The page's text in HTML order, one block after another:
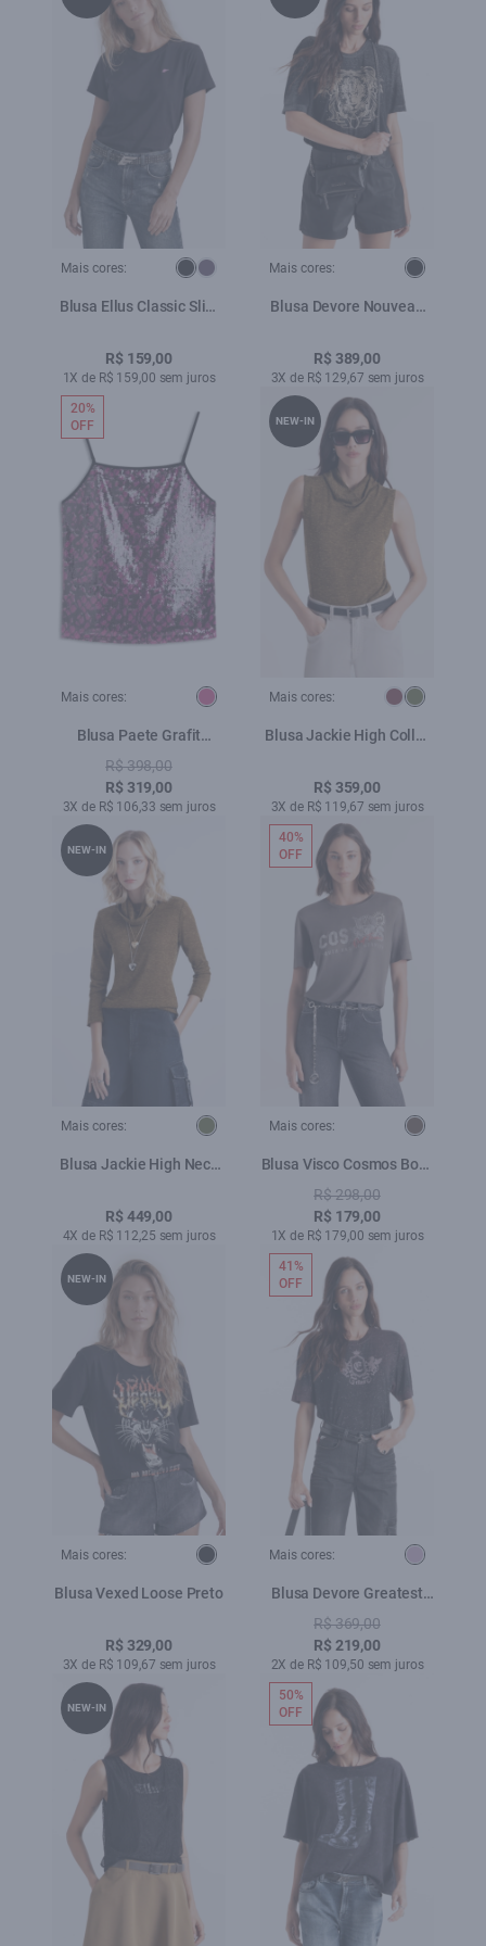
Mais cores:
Blusa Ellus Classic Slim
R$ 159,00
1X de R$ 159,00 sem juros
Mais cores:
Blusa Devore Nouveau
R$ 389,00
3X de R$ 129,67 sem juros
Mais cores:
Blusa Paete Grafit
Sleeveless Pink
R$ 398,00
R$ 319,00
3X de R$ 106,33 sem juros
20%
OFF
Mais cores:
Blusa Jackie High Collar
R$ 359,00
3X de R$ 119,67 sem juros
NEW-IN
Mais cores:
Blusa Jackie High Neck
R$ 449,00
4X de R$ 112,25 sem juros
NEW-IN
Mais cores:
Blusa Visco Cosmos Boxy
Tabaco
R$ 298,00
R$ 179,00
1X de R$ 179,00 sem juros
40%
OFF
Mais cores:
Blusa Vexed Loose Preto
R$ 329,00
3X de R$ 109,67 sem juros
NEW-IN
Mais cores:
Blusa Devore Greatest
Loose Mauve
R$ 369,00
R$ 219,00
2X de R$ 109,50 sem juros
41%
OFF
NEW-IN
50%
OFF